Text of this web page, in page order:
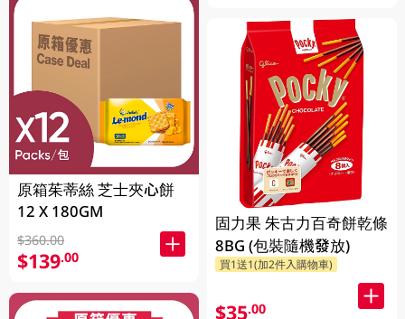
原箱茱蒂絲 芝士夾心餅
12 X 180GM
$360.00
$139.00
固力果 朱古力百奇餅乾條
8BG (包裝隨機發放)
買1送1(加2件入購物車)
$35.00